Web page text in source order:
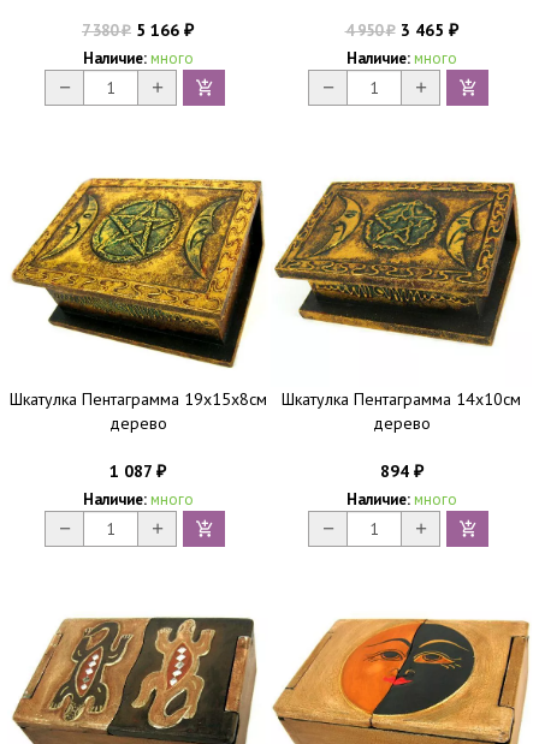
7 380₽ 5 166 ₽
Наличие: много
4 950₽3 465 ₽
Наличие: много
Шкатулка Пентаграмма 19х15х8см
дерево
1 087 ₽
Наличие: много
Шкатулка Пентаграмма 14х10см
дерево
894 ₽
Наличие: много